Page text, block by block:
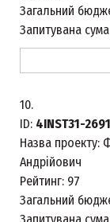
Загальний
Запитувана
10.
ID: 4INST31-
Назва проекту:
Андрійович
Рейтинг: 97
Загальний